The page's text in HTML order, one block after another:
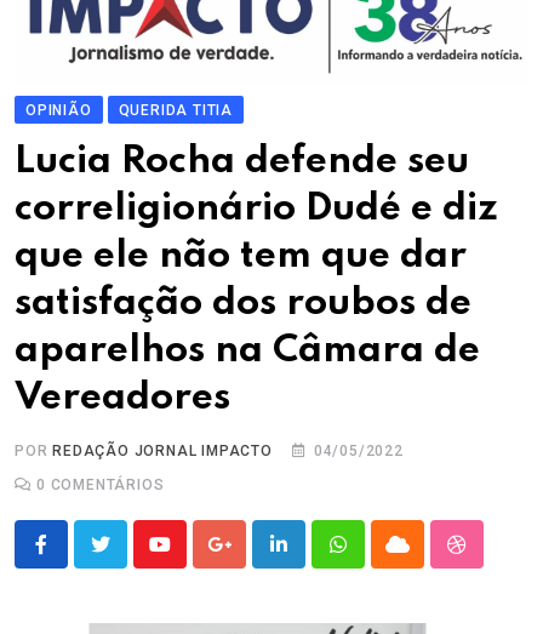
OPINIÃO QUERIDA TITIA
Lucia Rocha defende seu
correligionário Dudé e diz
que ele não tem que dar
satisfação dos roubos de
aparelhos na Câmara de
Vereadores
POR REDAÇÃO JORNAL IMPACTO
04/05/2022
0 COMENTÁRIOS
YoutubeGoogle+LinkedInWhatsappCloud